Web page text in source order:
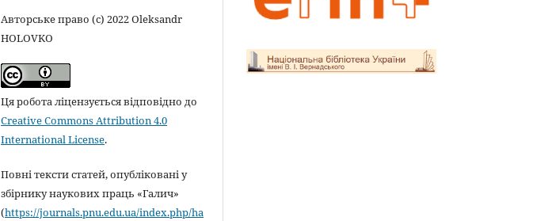
Авторське право (c) 2022 Oleksandr
HOLOVKO
Ця робота ліцензується відповідно до
Creative Commons Attribution 4.0
International License.
Повні тексти статей, опубліковані у
збірнику наукових праць «Галич»
(https://journals.pnu.edu.ua/index.php/ha